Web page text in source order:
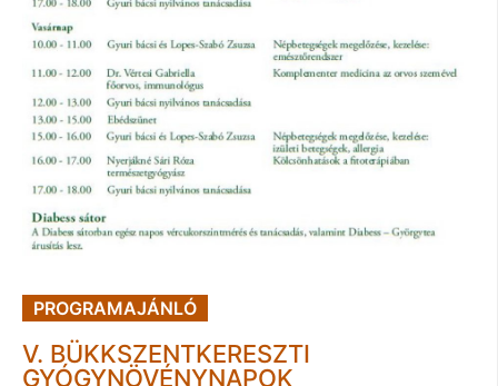
PROGRAMAJÁNLÓ
V. BÜKKSZENTKERESZTI
GYÓGYNÖVÉNYNAPOK